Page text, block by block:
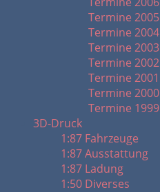
Termine 2005
Termine 2004
Termine 2003
Termine 2002
Termine 2001
Termine 2000
Termine 1999
3D-Druck
1:87 Fahrzeuge
1:87 Ausstattung
1:87 Ladung
1:50 Diverses